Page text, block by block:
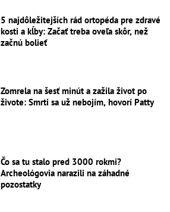
5 najdôležitejších rád ortopéda pre zdravé
kosti a kĺby: Začať treba oveľa skôr, než
začnú bolieť
Zomrela na šesť minút a zažila život po
živote: Smrti sa už nebojím, hovorí Patty
Čo sa tu stalo pred 3000 rokmi?
Archeológovia narazili na záhadné
pozostatky